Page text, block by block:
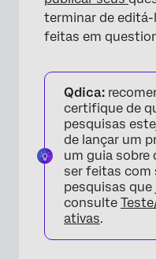
terminar de
feitas em
Qdica:
certifique de
pesquisas
de lançar um
um guia sobre
ser feitas com
pesquisas
consulte
ativas.